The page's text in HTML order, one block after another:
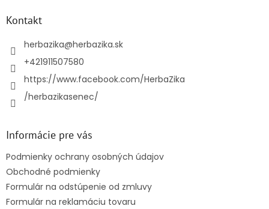
Kontakt
herbazika@herbazika.sk
+421911507580
https://www.facebook.com/HerbaZika
/herbazikasenec/
Informácie pre vás
Podmienky ochrany osobných údajov
Obchodné podmienky
Formulár na odstúpenie od zmluvy
Formulár na reklamáciu tovaru